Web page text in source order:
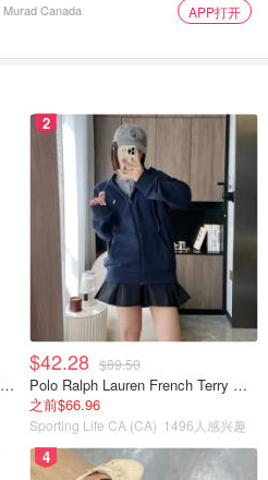
Murad Canada APP打开
lululemon Softstreme 女士高腰短裤 10cm
2
$42.28 $89.50
Polo Ralph Lauren French Terry 女童连帽卫衣 7-16码
之前$66.96
Sporting Life CA (CA) 1496人感兴趣
4